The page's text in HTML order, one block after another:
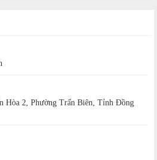
Hòa 2, Phường Trấn Biên, Tỉnh Đồng